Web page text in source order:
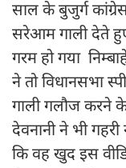
साल के बुजुर्ग
सरेआम गाली देते
गरम हो गया
ने तो विधानसभा
गाली गलौज करने
देवनानी ने भी
कि वह खुद इस